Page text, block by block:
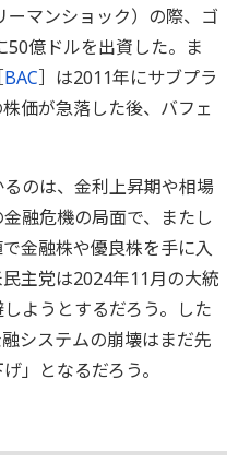
ーマンショック）の際、ゴ
50億ドルを出資した。ま
BAC］は2011年にサブプラ
価が急落した後、バフェ
のは、金利上昇期や相場
融危機の局面で、またし
金融株や優良株を手に入
主党は2024年11月の大統
ようとするだろう。した
システムの崩壊はまだ先
」となるだろう。